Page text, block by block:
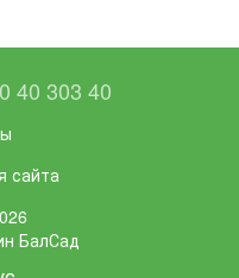
40 303 40
сайта
БалСад